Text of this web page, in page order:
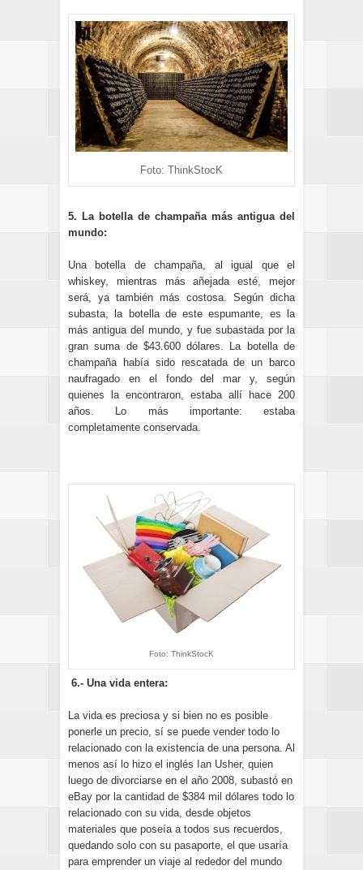
Foto: ThinkStocK
5. La botella de champaña más antigua del
mundo:
Una botella de champaña, al igual que el
whiskey, mientras más añejada esté, mejor
será, ya también más costosa. Según dicha
subasta, la botella de este espumante, es la
más antigua del mundo, y fue subastada por la
gran suma de $43.600 dólares. La botella de
champaña había sido rescatada de un barco
naufragado en el fondo del mar y, según
quienes la encontraron, estaba allí hace 200
años. Lo más importante: estaba
completamente conservada.
Foto: ThinkStocK
6.- Una vida entera:
La vida es preciosa y si bien no es posible
ponerle un precio, sí se puede vender todo lo
relacionado con la existencia de una persona. Al
menos así lo hizo el inglés Ian Usher, quien
luego de divorciarse en el año 2008, subastó en
eBay por la cantidad de $384 mil dólares todo lo
relacionado con su vida, desde objetos
materiales que poseía a todos sus recuerdos,
quedando solo con su pasaporte, el que usaría
para emprender un viaje al rededor del mundo